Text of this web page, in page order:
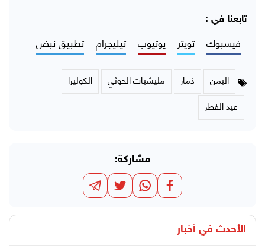
تابعنا في :
فيسبوك تويتر يوتيوب تيليجرام تطبيق نبض
اليمن ذمار مليشيات الحوثي
الكوليرا
عيد الفطر
مشاركة:
الأحدث في أخبار